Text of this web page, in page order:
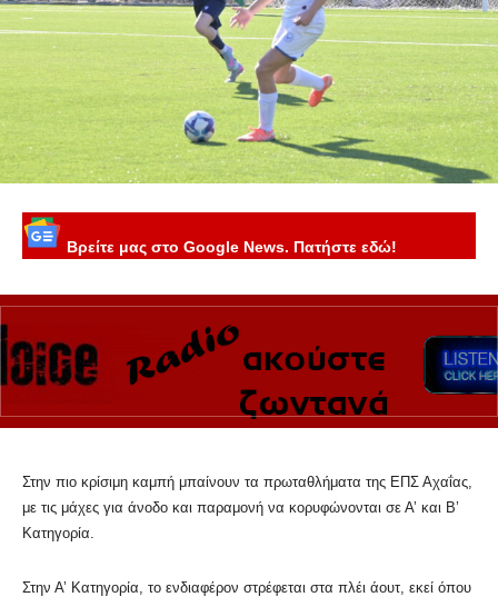
Βρείτε μας στο Google News. Πατήστε εδώ!
Στην πιο κρίσιμη καμπή μπαίνουν τα πρωταθλήματα της ΕΠΣ Αχαΐας,
με τις μάχες για άνοδο και παραμονή να κορυφώνονται σε Α’ και Β’
Κατηγορία.
Στην Α’ Κατηγορία, το ενδιαφέρον στρέφεται στα πλέι άουτ, εκεί όπου